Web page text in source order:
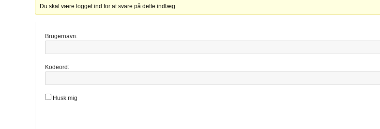
Du skal være logget ind for at svare på dette indlæg.
Brugernavn:
Kodeord:
Husk mig